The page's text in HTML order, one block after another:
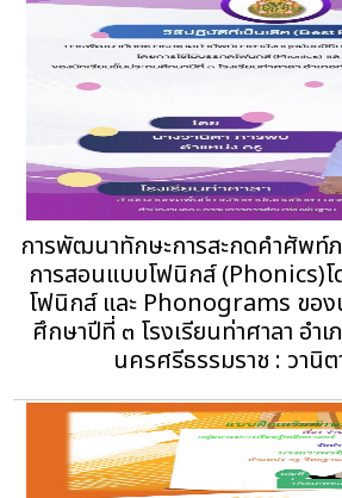
การพัฒนาทักษะการสะกดคำศัพท์
การสอนแบบโฟนิกส์ (Phonics)โ
โฟนิกส์ และ Phonograms ของ
ศึกษาปีที่ ๓ โรงเรียนท่าศาลา อำ
นครศรีธรรมราช : วานิ